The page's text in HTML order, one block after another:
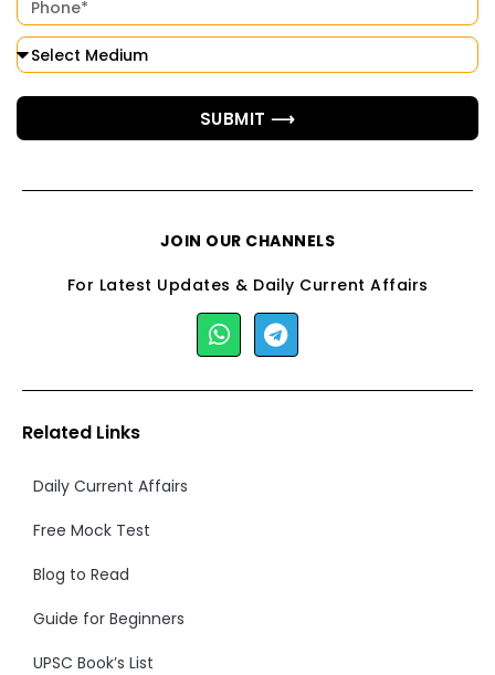
SUBMIT ⟶
JOIN OUR CHANNELS
For Latest Updates & Daily Current Affairs
Related Links
Daily Current Affairs
Free Mock Test
Blog to Read
Guide for Beginners
UPSC Book’s List